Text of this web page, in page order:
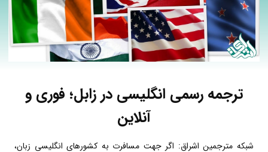
ترجمه رسمی انگلیسی در زابل؛ فوری و
آنلاین
شبکه مترجمین اشراق: اگر جهت مسافرت به کشورهای انگلیسی زبان،